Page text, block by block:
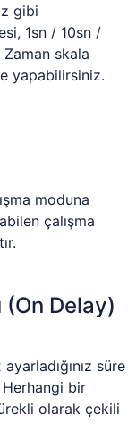
gibi
1sn / 10sn /
Zaman skala
yapabilirsiniz.
moduna
çalışma
Delay)
süre
bir
olarak çekili